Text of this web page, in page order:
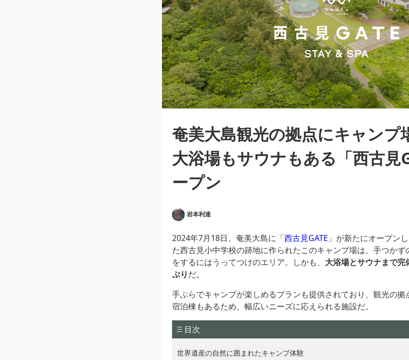
奄美大島観光の拠点にキャンプ
大浴場もサウナもある「西古見
ープン
岩本利達
2024年7月18日、奄美大島に「西古見GATE 」が新たにオープン
た西古見小中学校の跡地に作られたこのキャンプ場は、手つか
をするにはうってつけのエリア。しかも、 大浴場とサウナまで
ぷりだ。
手ぶらでキャンプが楽しめるプランも提供されており、観光の拠
宿泊棟もあるため、幅広いニーズに応えられる施設だ。
目次
世界遺産の自然に囲まれたキャンプ体験